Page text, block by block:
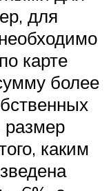
для
карте
более
размер
каким